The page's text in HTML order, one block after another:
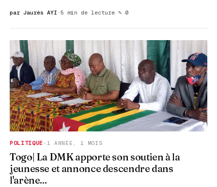
par Jaurès AYI · 5 min de lecture · ✎ 0
POLITIQUE · 1 ANNÉE, 1 MOIS
Togo| La DMK apporte son soutien à la
jeunesse et annonce descendre dans
l'arène...